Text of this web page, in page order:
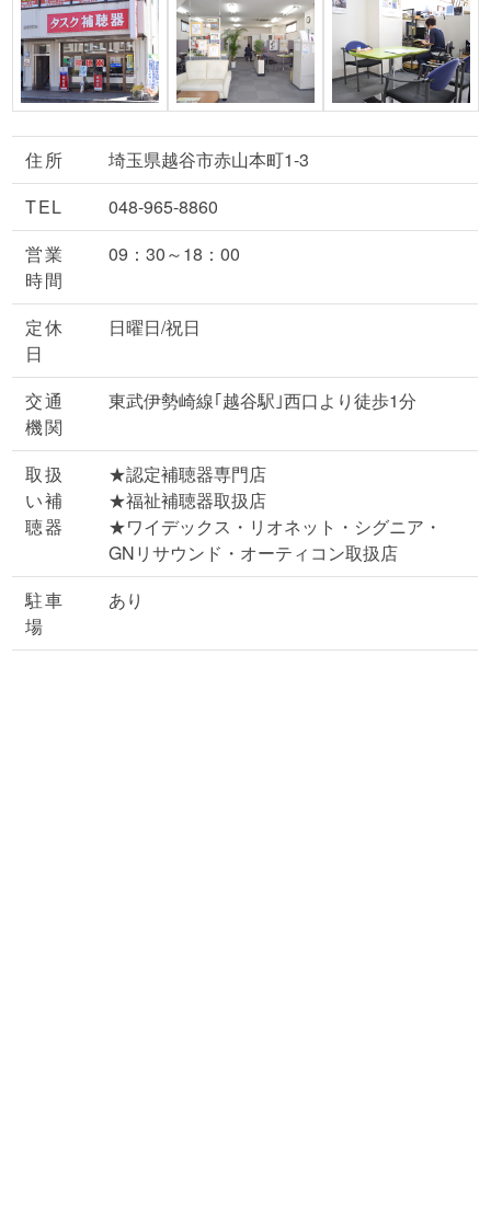
住所
埼玉県越谷市赤山本町1-3
TEL
048-965-8860
営業
時間
09：30～18：00
定休
日
日曜日/祝日
交通
機関
東武伊勢崎線｢越谷駅｣西口より徒歩1分
取扱
い補
聴器
★認定補聴器専門店
★福祉補聴器取扱店
★ワイデックス・リオネット・シグニア・
GNリサウンド・オーティコン取扱店
駐車
場
あり